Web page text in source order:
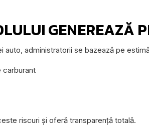
GENEREAZĂ
auto, administratorii se bazează pe
carburant
riscuri și oferă transparență totală.